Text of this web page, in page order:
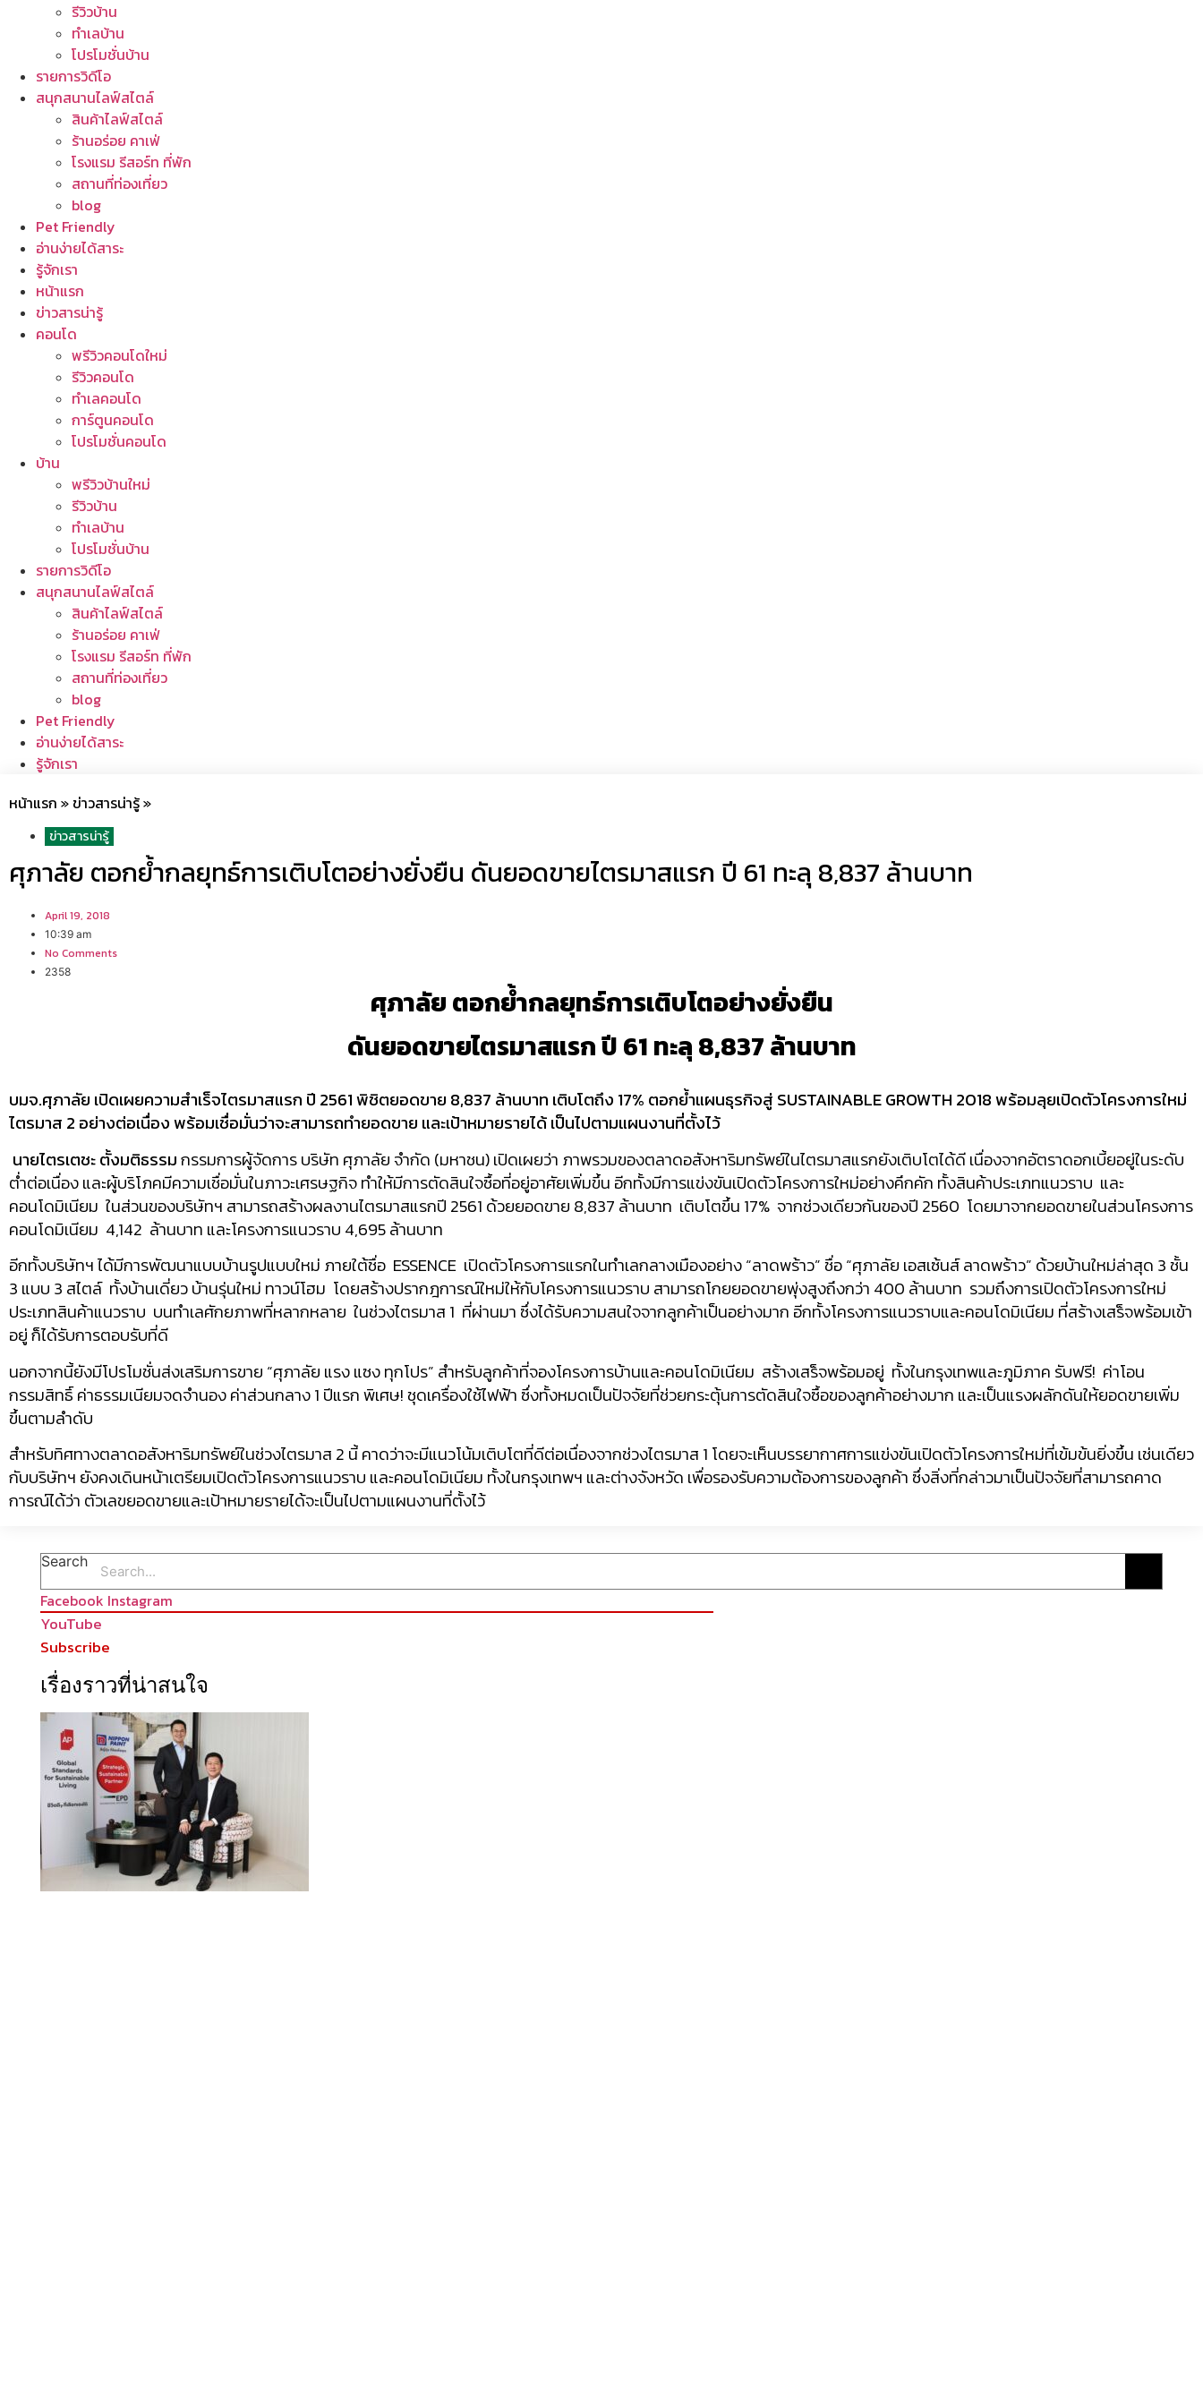
รีวิวบ้าน
ทำเลบ้าน
โปรโมชั่นบ้าน
รายการวิดีโอ
สนุกสนานไลฟ์สไตล์
สินค้าไลฟ์สไตล์
ร้านอร่อย คาเฟ่
โรงแรม รีสอร์ท ที่พัก
สถานที่ท่องเที่ยว
blog
Pet Friendly
อ่านง่ายได้สาระ
รู้จักเรา
หน้าแรก
ข่าวสารน่ารู้
คอนโด
พรีวิวคอนโดใหม่
รีวิวคอนโด
ทำเลคอนโด
การ์ตูนคอนโด
โปรโมชั่นคอนโด
บ้าน
พรีวิวบ้านใหม่
รีวิวบ้าน
ทำเลบ้าน
โปรโมชั่นบ้าน
รายการวิดีโอ
สนุกสนานไลฟ์สไตล์
สินค้าไลฟ์สไตล์
ร้านอร่อย คาเฟ่
โรงแรม รีสอร์ท ที่พัก
สถานที่ท่องเที่ยว
blog
Pet Friendly
อ่านง่ายได้สาระ
รู้จักเรา
หน้าแรก »ข่าวสารน่ารู้»
ข่าวสารน่ารู้
ศุภาลัย ตอกย้ำกลยุทธ์การเติบโตอย่างยั่งยืน ดันยอดขายไตรมาสแรก ปี 61 ทะลุ 8,837 ล้านบาท
April 19, 2018
10:39 am
No Comments
2358
ศุภาลัย ตอกย้ำกลยุทธ์การเติบโตอย่างยั่งยืน
ดันยอดขายไตรมาสแรก ปี 61 ทะลุ 8,837 ล้านบาท
บมจ.ศุภาลัย เปิดเผยความสำเร็จไตรมาสแรก ปี 2561 พิชิตยอดขาย 8,837 ล้านบาท เติบโตถึง 17% ตอกย้ำแผนธุรกิจสู่ SUSTAINABLE GROWTH 2018 พร้อมลุยเปิดตัวโครงการใหม่
ไตรมาส 2 อย่างต่อเนื่อง พร้อมเชื่อมั่นว่าจะสามารถทำยอดขาย และเป้าหมายรายได้ เป็นไปตามแผนงานที่ตั้งไว้
นายไตรเตชะ ตั้งมติธรรมกรรมการผู้จัดการ บริษัท ศุภาลัย จำกัด (มหาชน) เปิดเผยว่า ภาพรวมของตลาดอสังหาริมทรัพย์ในไตรมาสแรกยังเติบโตได้ดี เนื่องจากอัตราดอกเบี้ยอยู่ในระดับ
ต่ำต่อเนื่อง และผู้บริโภคมีความเชื่อมั่นในภาวะเศรษฐกิจ ทำให้มีการตัดสินใจซื้อที่อยู่อาศัยเพิ่มขึ้น อีกทั้งมีการแข่งขันเปิดตัวโครงการใหม่อย่างคึกคัก ทั้งสินค้าประเภทแนวราบ และ
คอนโดมิเนียม ในส่วนของบริษัทฯ สามารถสร้างผลงานไตรมาสแรกปี 2561 ด้วยยอดขาย 8,837 ล้านบาท เติบโตขึ้น 17% จากช่วงเดียวกันของปี 2560 โดยมาจากยอดขายในส่วนโครงการ
คอนโดมิเนียม 4,142 ล้านบาท และโครงการแนวราบ 4,695 ล้านบาท
อีกทั้งบริษัทฯ ได้มีการพัฒนาแบบบ้านรูปแบบใหม่ ภายใต้ชื่อ ESSENCE เปิดตัวโครงการแรกในทำเลกลางเมืองอย่าง “ลาดพร้าว” ชื่อ “ศุภาลัย เอสเซ้นส์ ลาดพร้าว” ด้วยบ้านใหม่ล่าสุด 3 ชั้น
3 แบบ 3 สไตล์ ทั้งบ้านเดี่ยว บ้านรุ่นใหม่ ทาวน์โฮม โดยสร้างปรากฎการณ์ใหม่ให้กับโครงการแนวราบ สามารถโกยยอดขายพุ่งสูงถึงกว่า 400 ล้านบาท รวมถึงการเปิดตัวโครงการใหม่
ประเภทสินค้าแนวราบ บนทำเลศักยภาพที่หลากหลาย ในช่วงไตรมาส 1 ที่ผ่านมา ซึ่งได้รับความสนใจจากลูกค้าเป็นอย่างมาก อีกทั้งโครงการแนวราบและคอนโดมิเนียม ที่สร้างเสร็จพร้อมเข้า
อยู่ ก็ได้รับการตอบรับที่ดี
นอกจากนี้ยังมีโปรโมชั่นส่งเสริมการขาย “ศุภาลัย แรง แซง ทุกโปร” สำหรับลูกค้าที่จองโครงการบ้านและคอนโดมิเนียม สร้างเสร็จพร้อมอยู่ ทั้งในกรุงเทพและภูมิภาค รับฟรี! ค่าโอน
กรรมสิทธิ์ ค่าธรรมเนียมจดจำนอง ค่าส่วนกลาง 1 ปีแรก พิเศษ! ชุดเครื่องใช้ไฟฟ้า ซึ่งทั้งหมดเป็นปัจจัยที่ช่วยกระตุ้นการตัดสินใจซื้อของลูกค้าอย่างมาก และเป็นแรงผลักดันให้ยอดขายเพิ่ม
ขึ้นตามลำดับ
สำหรับทิศทางตลาดอสังหาริมทรัพย์ในช่วงไตรมาส 2 นี้ คาดว่าจะมีแนวโน้มเติบโตที่ดีต่อเนื่องจากช่วงไตรมาส 1 โดยจะเห็นบรรยากาศการแข่งขันเปิดตัวโครงการใหม่ที่เข้มข้นยิ่งขึ้น เช่นเดียว
กับบริษัทฯ ยังคงเดินหน้าเตรียมเปิดตัวโครงการแนวราบ และคอนโดมิเนียม ทั้งในกรุงเทพฯ และต่างจังหวัด เพื่อรองรับความต้องการของลูกค้า ซึ่งสิ่งที่กล่าวมาเป็นปัจจัยที่สามารถคาด
การณ์ได้ว่า ตัวเลขยอดขายและเป้าหมายรายได้จะเป็นไปตามแผนงานที่ตั้งไว้
Search
Facebook Instagram
YouTube
Subscribe
เรื่องราวที่น่าสนใจ